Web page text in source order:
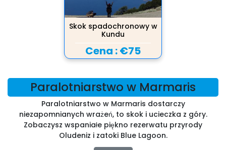
Skok spadochronowy w
Kundu
Cena :€75
Paralotniarstwo w Marmaris
Paralotniarstwo w Marmaris dostarczy
niezapomnianych wrażeń, to skok i ucieczka z góry.
Zobaczysz wspaniałe piękno rezerwatu przyrody
Oludeniz i zatoki Blue Lagoon.